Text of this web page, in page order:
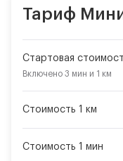
Тариф
Стартовая
Включено 3 мин и 1 км
Стоимость 1 км
Стоимость 1 мин